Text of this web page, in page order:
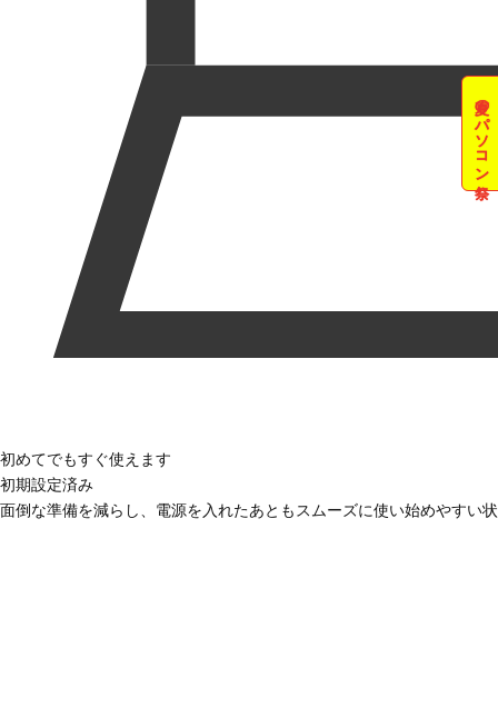
夏のパソコン祭
初めてでもすぐ使えます
初期設定済み
面倒な準備を減らし、電源を入れたあともスムーズに使い始めやすい